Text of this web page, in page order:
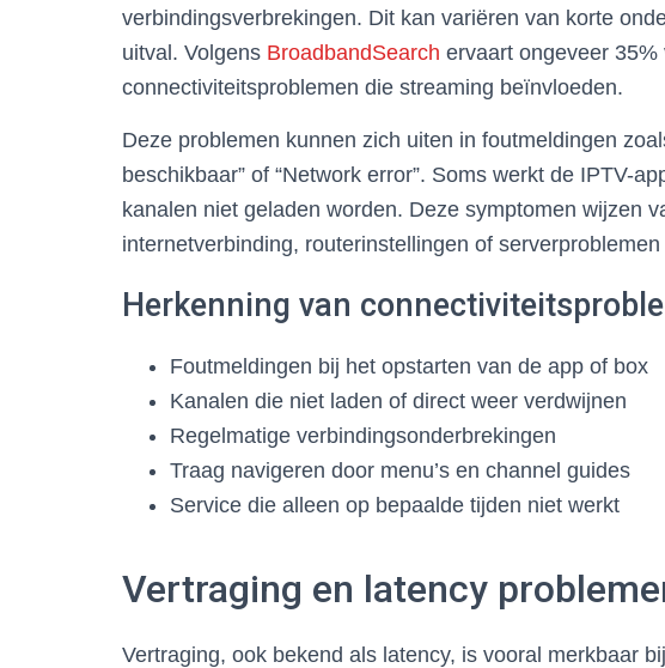
verbindingsverbrekingen. Dit kan variëren van korte
uitval. Volgens BroadbandSearch ervaart ongeveer
connectiviteitsproblemen die streaming beïnvloeden.
Deze problemen kunnen zich uiten in foutmeldingen
beschikbaar” of “Network error”. Soms werkt de IPTV-
kanalen niet geladen worden. Deze symptomen wijzen
internetverbinding, routerinstellingen of
Herkenning van
Foutmeldingen bij het opstarten van de app of box
Kanalen die niet laden of direct weer verdwijnen
Regelmatige verbindingsonderbrekingen
Traag navigeren door menu’s en channel guides
Service die alleen op bepaalde tijden niet werkt
Vertraging en latency
Vertraging, ook bekend als latency, is vooral merkbaar